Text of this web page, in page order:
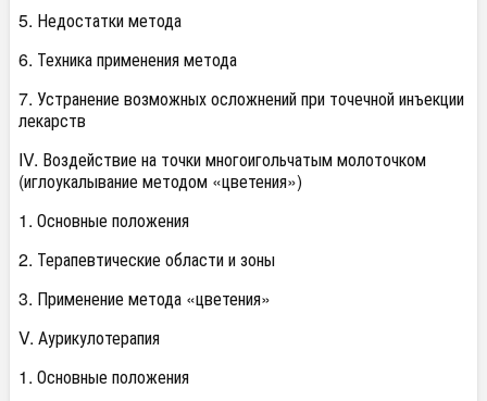
5. Недостатки метода
6. Техника применения метода
7. Устранение возможных осложнений при точечной инъекции
лекарств
IV. Воздействие на точки многоигольчатым молоточком
(иглоукалывание методом «цветения»)
1. Основные положения
2. Терапевтические области и зоны
3. Применение метода «цветения»
V. Аурикулотерапия
1. Основные положения